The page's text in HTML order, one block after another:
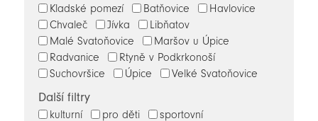
Kladské pomezí
Batňovice
Havlovice
Chvaleč
Jívka
Libňatov
Malé Svatoňovice
Maršov u Úpice
Radvanice
Rtyně v Podkrkonoší
Suchovršice
Úpice Velké Svatoňovice
Další filtry
kulturní pro děti sportovní